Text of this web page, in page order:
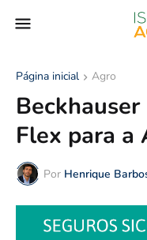
Página inicial Agro
Flex para a
Por Henrique